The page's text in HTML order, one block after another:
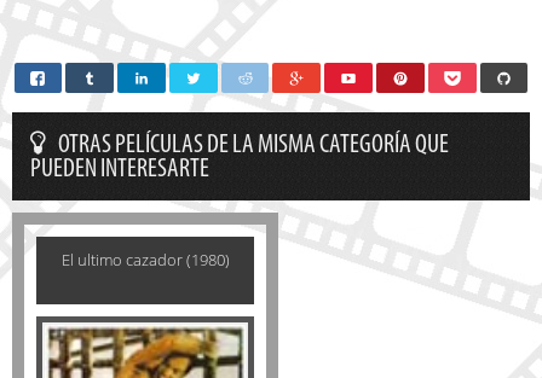
OTRAS PELÍCULAS DE LA MISMA CATEGORÍA QUE
PUEDEN INTERESARTE
El ultimo cazador (1980)